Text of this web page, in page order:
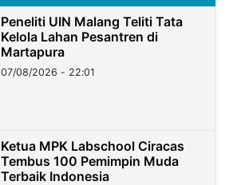
Peneliti UIN Malang Teliti Tata
Kelola Lahan Pesantren di
Martapura
07/08/2026 - 22:01
Ketua MPK Labschool Ciracas
Tembus 100 Pemimpin Muda
Terbaik Indonesia